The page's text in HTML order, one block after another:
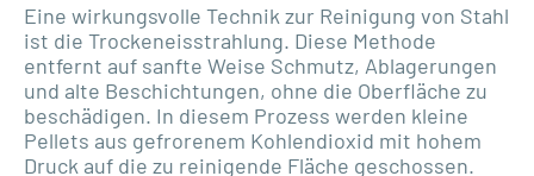
Eine wirkungsvolle Technik zur Reinigung von Stahl
ist die Trockeneisstrahlung. Diese Methode
entfernt auf sanfte Weise Schmutz, Ablagerungen
und alte Beschichtungen, ohne die Oberfläche zu
beschädigen. In diesem Prozess werden kleine
Pellets aus gefrorenem Kohlendioxid mit hohem
Druck auf die zu reinigende Fläche geschossen.